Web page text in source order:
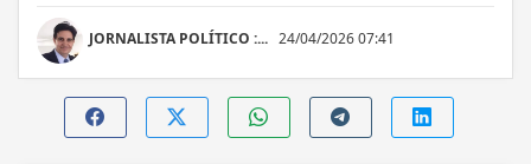
JORNALISTA POLÍTICO :... 24/04/2026 07:41